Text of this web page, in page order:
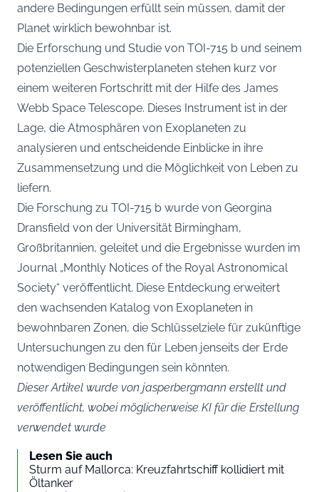
andere Bedingungen erfüllt sein müssen, damit der
Planet wirklich bewohnbar ist.
Die Erforschung und Studie von TOI-715 b und seinem
potenziellen Geschwisterplaneten stehen kurz vor
einem weiteren Fortschritt mit der Hilfe des James
Webb Space Telescope. Dieses Instrument ist in der
Lage, die Atmosphären von Exoplaneten zu
analysieren und entscheidende Einblicke in ihre
Zusammensetzung und die Möglichkeit von Leben zu
liefern.
Die Forschung zu TOI-715 b wurde von Georgina
Dransfield von der Universität Birmingham,
Großbritannien, geleitet und die Ergebnisse wurden im
Journal „Monthly Notices of the Royal Astronomical
Society“ veröffentlicht. Diese Entdeckung erweitert
den wachsenden Katalog von Exoplaneten in
bewohnbaren Zonen, die Schlüsselziele für zukünftige
Untersuchungen zu den für Leben jenseits der Erde
notwendigen Bedingungen sein könnten.
Dieser Artikel wurde von jasperbergmann erstellt und
veröffentlicht, wobei möglicherweise KI für die Erstellung
verwendet wurde
Lesen Sie auch
Sturm auf Mallorca: Kreuzfahrtschiff kollidiert mit
Öltanker